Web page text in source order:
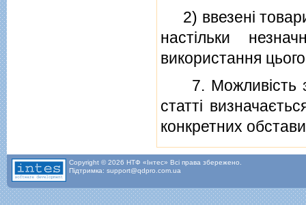
2) ввезенi
настiльки
використання
7. Можливiсть
статтi
конкретних
Copyright © 2026 НТФ «Інтес» Всі права збережено.
Підтримка: support@qdpro.com.ua